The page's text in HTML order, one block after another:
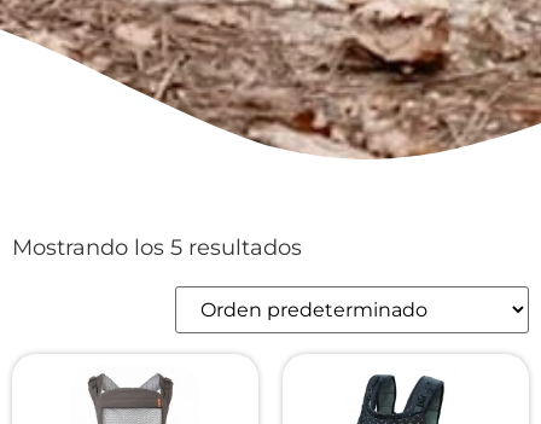
Mostrando los 5 resultados